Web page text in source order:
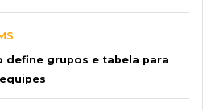
define grupos e tabela para